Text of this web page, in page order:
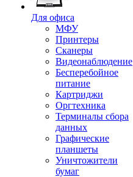
Для офиса
МФУ
Принтеры
Сканеры
Видеонаблюдение
Бесперебойное
питание
Картриджи
Оргтехника
Терминалы сбора
данных
Графические
планшеты
Уничтожители
бумаг